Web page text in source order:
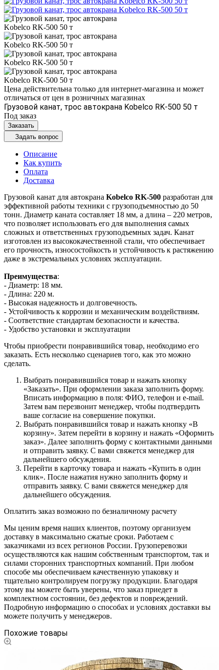
Цена действительна только для интернет-магазина и может
отличаться от цен в розничных магазинах
Грузовой канат, трос автокрана Kobelco RK-500 50 т
Под заказ
Заказать
Задать вопрос
Описание
Как купить
Оплата
Доставка
Грузовой канат для автокрана Kobelco RK-500 разработан для
эффективной работы техники с грузоподъемностью до 50
тонн. Диаметр каната составляет 18 мм, а длина – 220 метров,
что позволяет использовать его для выполнения самых
сложных и ответственных грузоподъемных задач. Канат
изготовлен из высококачественной стали, что обеспечивает
его прочность, износостойкость и устойчивость к растяжению
даже в экстремальных условиях эксплуатации.
Преимущества:
- Диаметр: 18 мм.
- Длина: 220 м.
- Высокая надежность и долговечность.
- Устойчивость к коррозии и механическим воздействиям.
- Соответствие стандартам безопасности и качества.
- Удобство установки и эксплуатации
Чтобы приобрести понравившийся товар, необходимо его
заказать. Есть несколько сценариев того, как это можно
сделать.
Выбрать понравившийся товар и нажать кнопку
«Заказать». При оформлении заказа заполнить форму.
Вписать информацию в поля: ФИО, телефон и e-mail.
Затем вам перезвонит менеджер, чтобы подтвердить
ваше согласие на совершение покупки.
Выбрать понравившийся товар и нажать кнопку «В
корзину». Затем перейти в корзину и нажать «Оформить
заказ». Далее заполнить форму с контактными данными
и отправить заявку. С вами свяжется менеджер для
дальнейшего обсуждения.
Перейти в карточку товара и нажать «Купить в один
клик». После нажатия нужно заполнить форму и
отправить заявку. С вами свяжется менеджер для
дальнейшего обсуждения.
Оплатить заказ возможно по безналичному расчету
Мы ценим время наших клиентов, поэтому организуем
доставку в максимально сжатые сроки. Работаем с
заказчиками из всех регионов России. Грузоперевозки
осуществляются как нашим собственным транспортом, так и
силами сторонних транспортных компаний. При любом
способе мы обеспечиваем качественную упаковку и
тщательно контролируем погрузку продукции. Благодаря
этому вы можете быть уверены, что заказ приедет в
комплектном состоянии, без дефектов и повреждений.
Подробную информацию о способах и условиях доставки вы
можете получить у менеджеров.
Похожие товары